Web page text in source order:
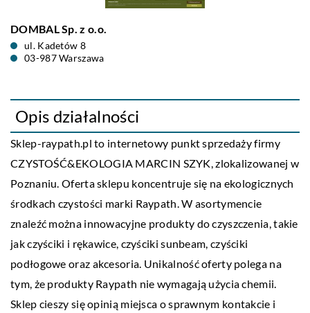
DOMBAL Sp. z o.o.
ul. Kadetów 8
03-987 Warszawa
Opis działalności
Sklep-raypath.pl to internetowy punkt sprzedaży firmy
CZYSTOŚĆ&EKOLOGIA MARCIN SZYK, zlokalizowanej w
Poznaniu. Oferta sklepu koncentruje się na ekologicznych
środkach czystości marki Raypath. W asortymencie
znaleźć można innowacyjne produkty do czyszczenia, takie
jak czyściki i rękawice, czyściki sunbeam, czyściki
podłogowe oraz akcesoria. Unikalność oferty polega na
tym, że produkty Raypath nie wymagają użycia chemii.
Sklep cieszy się opinią miejsca o sprawnym kontakcie i